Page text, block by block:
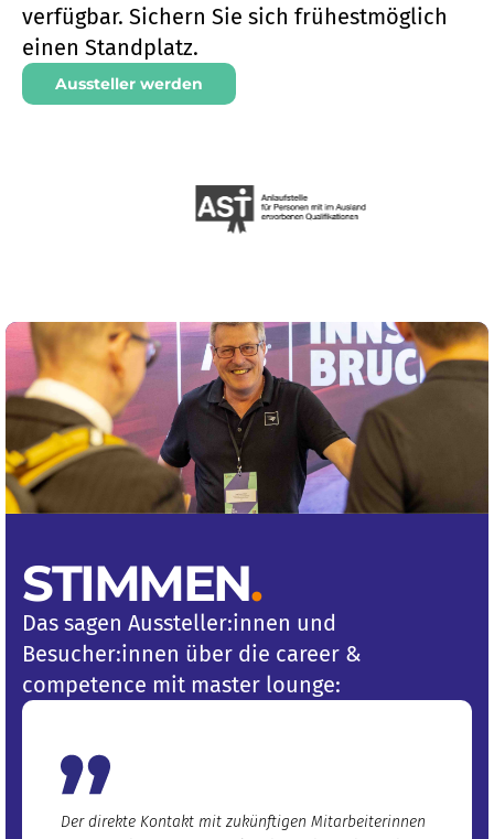
verfügbar. Sichern Sie sich frühestmöglich
einen Standplatz.
Aussteller werden
STIMMEN.
Das sagen Aussteller:innen und
Besucher:innen über die career &
competence mit master lounge:
Der direkte Kontakt mit zukünftigen Mitarbeiterinnen